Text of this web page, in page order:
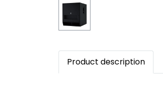
Product description